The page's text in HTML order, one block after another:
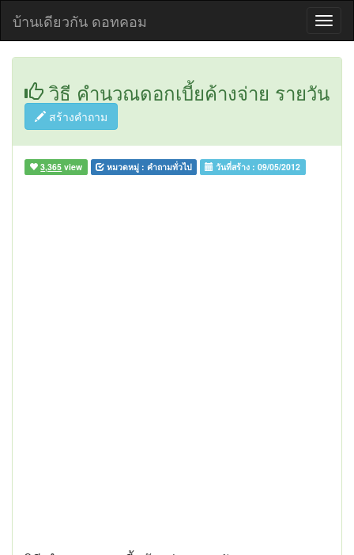
บ้านเดียวกัน ดอทคอม
วิธี คำนวณดอกเบี้ยค้างจ่าย รายวัน
สร้างคำถาม
3,365 view หมวดหมู่ : คำถามทั่วไป วันที่สร้าง :09/05/2012